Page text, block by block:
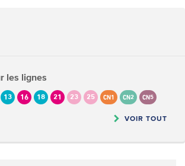
les lignes
13 16 18 21 23 25 CN1 CN2 CN5
VOIR TOUT